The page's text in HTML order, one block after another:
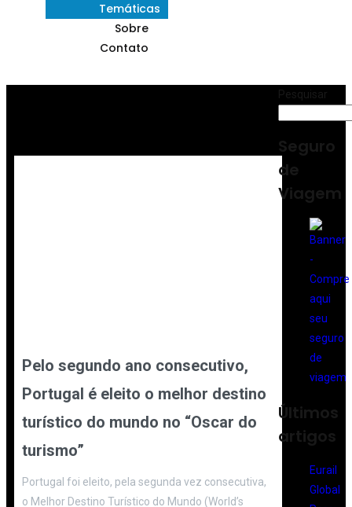
Temáticas
Sobre
Contato
Pelo segundo ano consecutivo,
Portugal é eleito o melhor destino
turístico do mundo no “Oscar do
turismo”
​​​​​​Portugal foi eleito, pela segunda vez consecutiva,
o Melhor Destino Turístico do Mundo (World’s
Pesquisar
Seguro
de
Viagem
Últimos
artigos
Eurail
Global